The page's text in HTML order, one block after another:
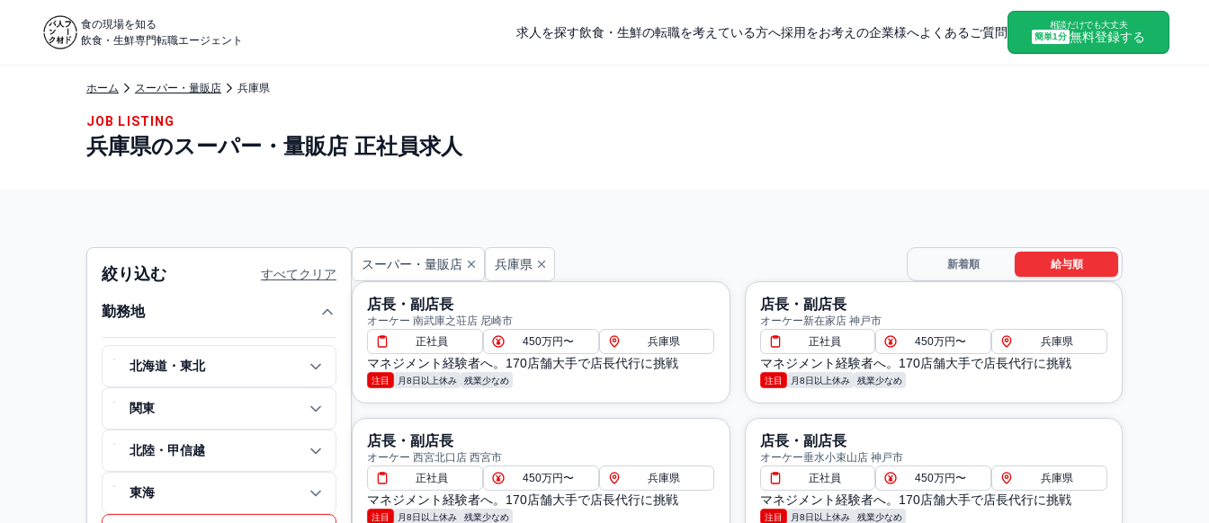
食の現場を知る
飲食・生鮮専門転職エージェント
求人を探す飲食・生鮮の転職を考えている方へ採用をお考えの企業様へよくあるご質問
相談だけでも大丈夫
簡単1分 無料登録する
ホーム スーパー・量販店 兵庫県
JOB LISTING
兵庫県のスーパー・量販店 正社員求人
絞り込む すべてクリア
勤務地
北海道・東北
関東
北陸・甲信越
東海
スーパー・量販店 兵庫県 新着順 給与順
店長・副店長
オーケー 南武庫之荘店 尼崎市
正社員
450万円〜 兵庫県
マネジメント経験者へ。170店舗大手で店長代行に挑戦
注目 月8日以上休み 残業少なめ
店長・副店長
オーケー新在家店 神戸市
正社員
450万円〜 兵庫県
マネジメント経験者へ。170店舗大手で店長代行に挑戦
注目 月8日以上休み 残業少なめ
店長・副店長
オーケー 西宮北口店 西宮市
正社員
450万円〜 兵庫県
マネジメント経験者へ。170店舗大手で店長代行に挑戦
注目 月8日以上休み 残業少なめ
店長・副店長
オーケー垂水小束山店 神戸市
正社員
450万円〜 兵庫県
マネジメント経験者へ。170店舗大手で店長代行に挑戦
注目 月8日以上休み 残業少なめ